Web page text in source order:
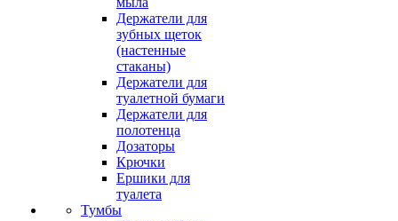
Держатели для
зубных щеток
(настенные
стаканы)
Держатели для
туалетной бумаги
Держатели для
полотенца
Дозаторы
Крючки
Ершики для
туалета
Тумбы